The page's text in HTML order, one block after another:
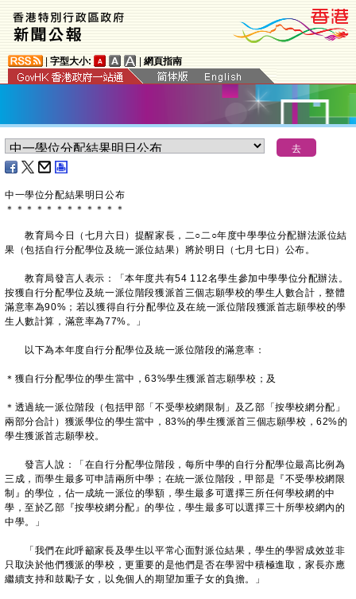
字型大小: 網頁指南
中一學位分配結果明日公布
＊ ＊ ＊ ＊ ＊ ＊ ＊ ＊ ＊ ＊ ＊ ＊
教育局今日（七月六日）提醒家長，二○二○年度中學學位分配辦法派位結
果（包括自行分配學位及統一派位結果）將於明日（七月七日）公布。
教育局發言人表示：「本年度共有54 112名學生參加中學學位分配辦法。
按獲自行分配學位及統一派位階段獲派首三個志願學校的學生人數合計，整體
滿意率為90%；若以獲得自行分配學位及在統一派位階段獲派首志願學校的學
生人數計算，滿意率為77%。」
以下為本年度自行分配學位及統一派位階段的滿意率：
＊獲自行分配學位的學生當中，63%學生獲派首志願學校；及
＊透過統一派位階段（包括甲部「不受學校網限制」及乙部「按學校網分配」
兩部分合計）獲派學位的學生當中，83%的學生獲派首三個志願學校，62%的
學生獲派首志願學校。
發言人說：「在自行分配學位階段，每所中學的自行分配學位最高比例為
三成，而學生最多可申請兩所中學；在統一派位階段，甲部是『不受學校網限
制』的學位，佔一成統一派位的學額，學生最多可選擇三所任何學校網的中
學，至於乙部『按學校網分配』的學位，學生最多可以選擇三十所學校網內的
中學。」
「我們在此呼籲家長及學生以平常心面對派位結果，學生的學習成效並非
只取決於他們獲派的學校，更重要的是他們是否在學習中積極進取，家長亦應
繼續支持和鼓勵子女，以免個人的期望加重子女的負擔。」